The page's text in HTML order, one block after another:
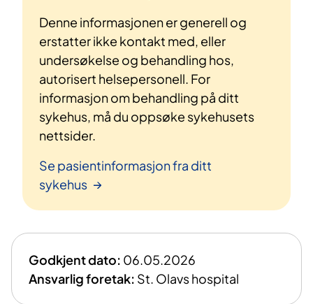
Denne informasjonen er generell og
erstatter ikke kontakt med, eller
undersøkelse og behandling hos,
autorisert helsepersonell. For
informasjon om behandling på ditt
sykehus, må du oppsøke sykehusets
nettsider.
Se pasientinformasjon fra ditt
sykehus
Godkjent dato: 06.05.2026
Ansvarlig foretak: St. Olavs hospital